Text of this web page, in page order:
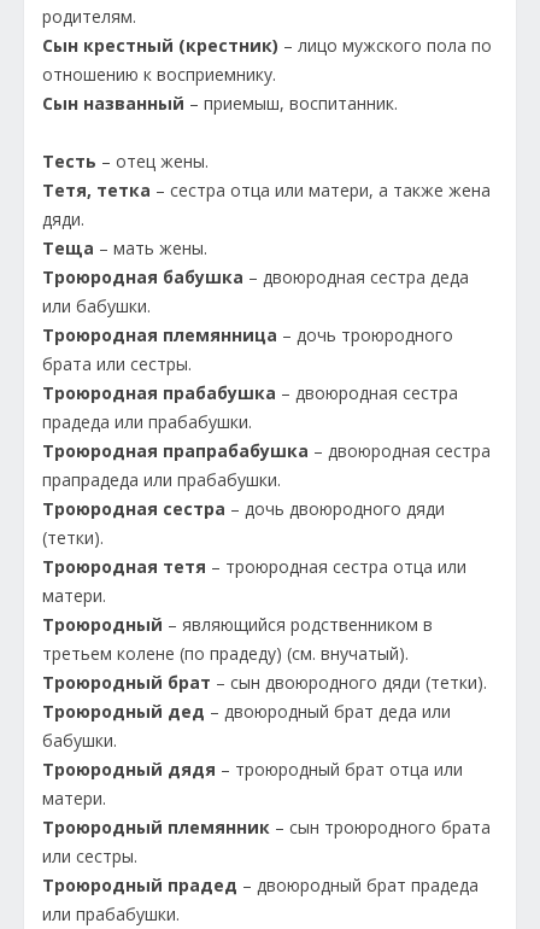
родителям.
Сын крестный (крестник) – лицо мужского пола по
отношению к восприемнику.
Сын названный – приемыш, воспитанник.
Тесть – отец жены.
Тетя, тетка – сестра отца или матери, а также жена
дяди.
Теща – мать жены.
Троюродная бабушка – двоюродная сестра деда
или бабушки.
Троюродная племянница – дочь троюродного
брата или сестры.
Троюродная прабабушка – двоюродная сестра
прадеда или прабабушки.
Троюродная прапрабабушка – двоюродная сестра
прапрадеда или прабабушки.
Троюродная сестра – дочь двоюродного дяди
(тетки).
Троюродная тетя – троюродная сестра отца или
матери.
Троюродный – являющийся родственником в
третьем колене (по прадеду) (см. внучатый).
Троюродный брат – сын двоюродного дяди (тетки).
Троюродный дед – двоюродный брат деда или
бабушки.
Троюродный дядя – троюродный брат отца или
матери.
Троюродный племянник – сын троюродного брата
или сестры.
Троюродный прадед – двоюродный брат прадеда
или прабабушки.